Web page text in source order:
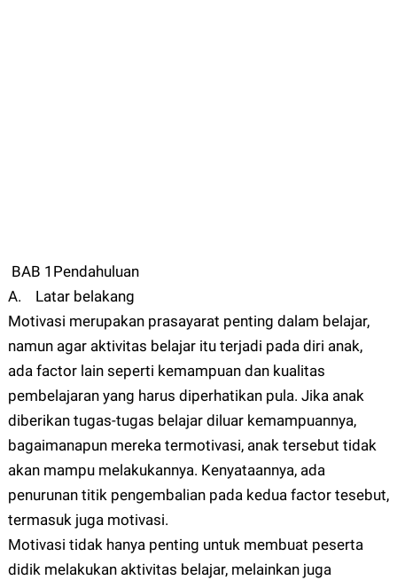
BAB 1Pendahuluan
A. Latar belakang
Motivasi merupakan prasayarat penting dalam belajar,
namun agar aktivitas belajar itu terjadi pada diri anak,
ada factor lain seperti kemampuan dan kualitas
pembelajaran yang harus diperhatikan pula. Jika anak
diberikan tugas-tugas belajar diluar kemampuannya,
bagaimanapun mereka termotivasi, anak tersebut tidak
akan mampu melakukannya. Kenyataannya, ada
penurunan titik pengembalian pada kedua factor tesebut,
termasuk juga motivasi.
Motivasi tidak hanya penting untuk membuat peserta
didik melakukan aktivitas belajar, melainkan juga